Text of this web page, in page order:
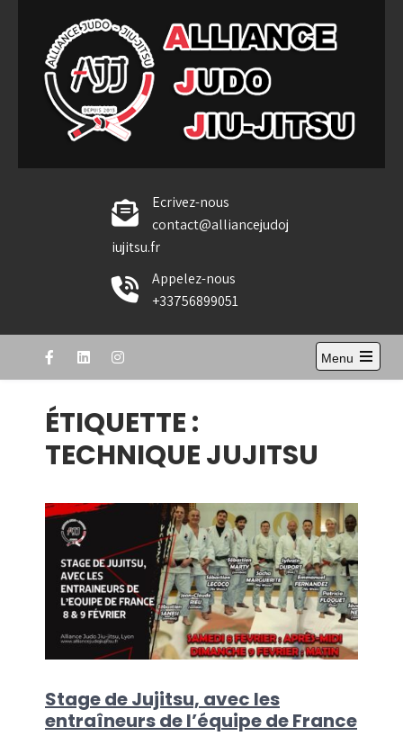
content
Alliance Judo Jiu-jitsu
Ecrivez-nous
contact@alliancejudoj
iujitsu.fr
Appelez-nous
+33756899051
Menu
Open
ÉTIQUETTE :
TECHNIQUE JUJITSU
Stage de Jujitsu, avec les
entraîneurs de l’équipe de France